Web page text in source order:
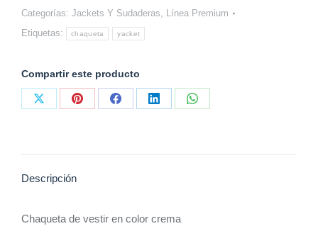
Categorías: Jackets Y Sudaderas
Línea Premium
Etiquetas:
chaqueta yacket
Compartir este producto
Share
Share
Share
Share
Share
Descripción
Chaqueta de vestir en color crema